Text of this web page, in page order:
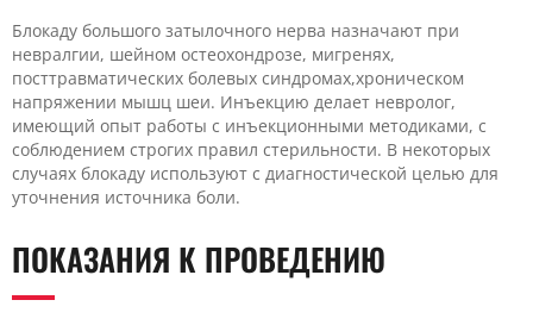
Блокаду большого затылочного нерва назначают при
невралгии, шейном остеохондрозе, мигренях,
посттравматических болевых синдромах,хроническом
напряжении мышц шеи. Инъекцию делает невролог,
имеющий опыт работы с инъекционными методиками, с
соблюдением строгих правил стерильности. В некоторых
случаях блокаду используют с диагностической целью для
уточнения источника боли.
ПОКАЗАНИЯ К ПРОВЕДЕНИЮ